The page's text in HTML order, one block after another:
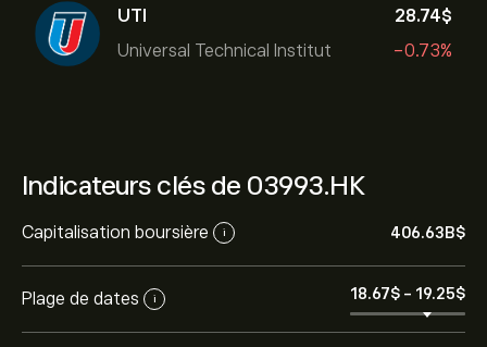
UTI
Universal Technical Institut
28.74‎$‎
-0.73%
Indicateurs clés de 03993.HK
Capitalisation boursière i 406.63B‎$‎
Plage de dates i 18.67‎$‎ - 19.25‎$‎